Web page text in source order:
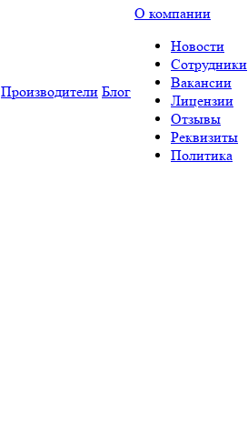
Производители Блог
О компании
Новости
Сотрудники
Вакансии
Лицензии
Отзывы
Реквизиты
Политика